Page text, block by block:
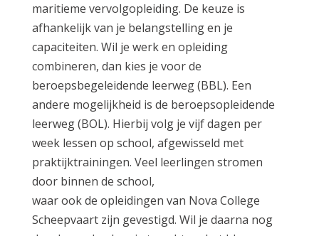
maritieme vervolgopleiding. De keuze is
afhankelijk van je belangstelling en je
capaciteiten. Wil je werk en opleiding
combineren, dan kies je voor de
beroepsbegeleidende leerweg (BBL). Een
andere mogelijkheid is de beroepsopleidende
leerweg (BOL). Hierbij volg je vijf dagen per
week lessen op school, afgewisseld met
praktijktrainingen. Veel leerlingen stromen
door binnen de school,
waar ook de opleidingen van Nova College
Scheepvaart zijn gevestigd. Wil je daarna nog